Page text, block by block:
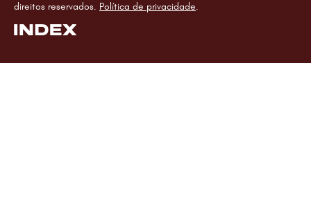
direitos reservados. Política de privacidade.